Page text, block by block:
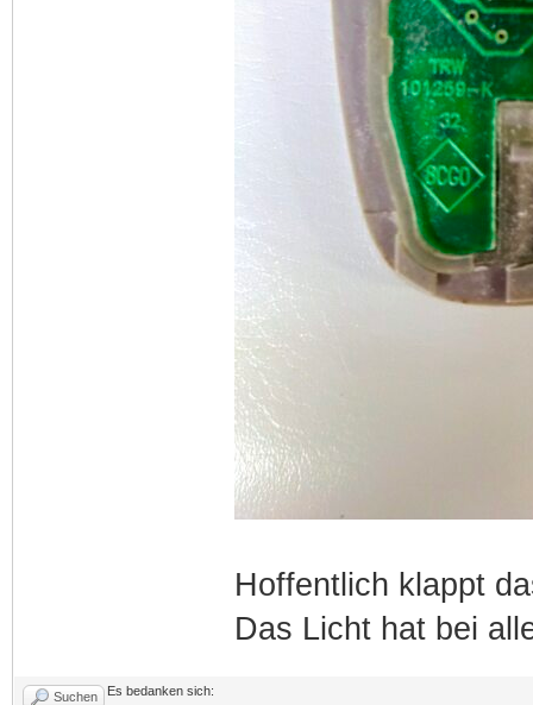
Hoffentlich klappt
Das Licht hat bei
Suchen Es bedanken sich: